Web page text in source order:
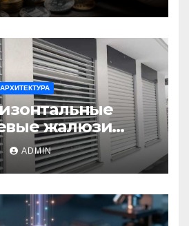
жалюзи
окон?
ADMIN